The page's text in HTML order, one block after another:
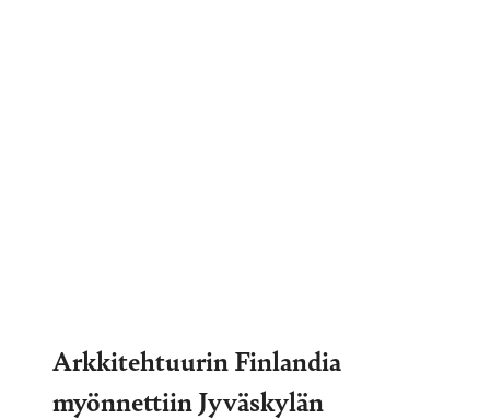
Arkkitehtuurin Finlandia
myönnettiin Jyväskylän